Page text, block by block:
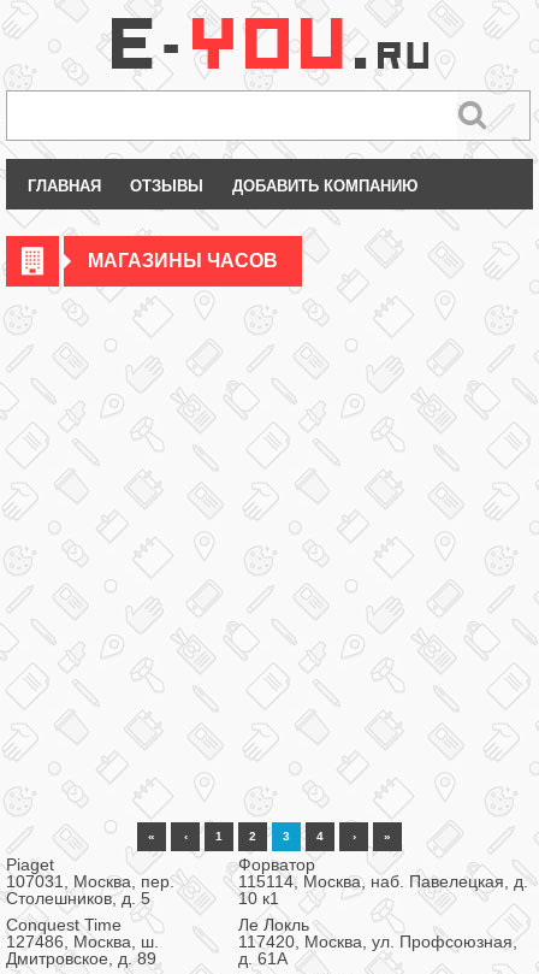
ГЛАВНАЯ ОТЗЫВЫ ДОБАВИТЬ КОМПАНИЮ
МАГАЗИНЫ ЧАСОВ
« ‹ 1 2 3 4 › »
Piaget
107031, Москва, пер.
Столешников, д. 5
Форватор
115114, Москва, наб. Павелецкая, д.
10 к1
Conquest Time
127486, Москва, ш.
Дмитровское, д. 89
Ле Локль
117420, Москва, ул. Профсоюзная,
д. 61А